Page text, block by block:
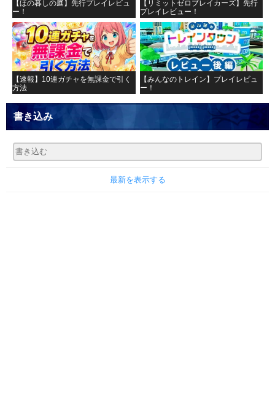
【ほの暮しの庭】先行プレイレビュ
ー！
【リミットゼロブレイカーズ】先行
プレイレビュー！
【速報】10連ガチャを無課金で引く
方法
【みんなのトレイン】プレイレビュ
ー！
書き込み
最新を表示する